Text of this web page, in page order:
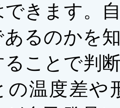
できます。
あるのかを
ことで判
の温度差や